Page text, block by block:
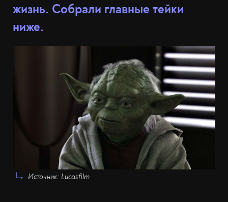
жизнь. Собрали главные тейки
ниже.
Источник: Lucasfilm